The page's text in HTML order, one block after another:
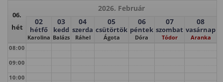
06.
hét
2026. Február
02
hétfő
Karolina
03
kedd
Balázs
04
szerda
Ráhel
05
csütörtök
Ágota
06
péntek
Dóra
07
szombat
Tódor
08
vasárnap
Aranka
08:00
09:00
10:00